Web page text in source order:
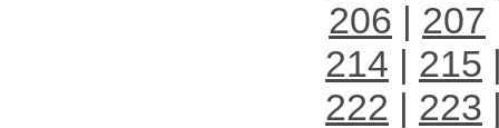
206 | 207
214 | 215
222 | 223